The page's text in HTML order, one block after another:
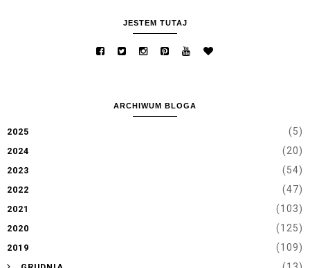
JESTEM TUTAJ
ARCHIWUM BLOGA
2025 (5)
2024 (20)
2023 (54)
2022 (47)
2021 (103)
2020 (125)
2019
(109)